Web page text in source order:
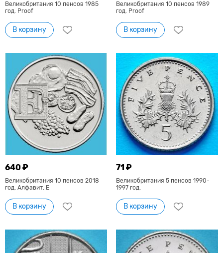
Великобритания 10 пенсов 1985
год. Proof
В корзину
Великобритания 10 пенсов 1989
год. Proof
В корзину
640 ₽
Великобритания 10 пенсов 2018
год. Алфавит. Е
В корзину
71 ₽
Великобритания 5 пенсов 1990-
1997 год.
В корзину